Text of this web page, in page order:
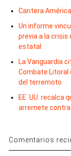
Cantera América
Un informe
previa a la crisis
estatal
La Vanguardia
Combate Litoral
del terremoto
EE. UU. recalca
arremete contra
Comentarios